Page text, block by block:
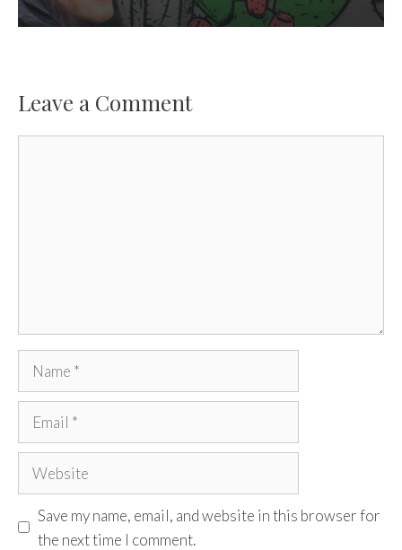
Leave a Comment
Name
Email
Website
Save my name, email, and website in this browser for
the next time I comment.